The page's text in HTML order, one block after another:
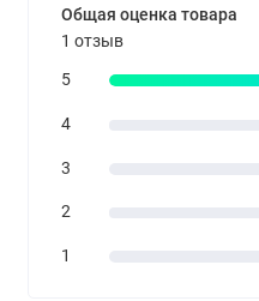
Общая оценка товара
1 отзыв
5
4
3
2
1